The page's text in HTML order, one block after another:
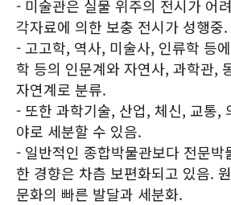
- 미술관은 실물 위주의 전시가 어
각자료에 의한 보충 전시가 성행중.
- 고고학, 역사, 미술사, 인류학 등
학 등의 인문계와 자연사, 과학관,
자연계로 분류.
- 또한 과학기술, 산업, 체신, 교통,
야로 세분할 수 있음.
- 일반적인 종합박물관보다 전문박
한 경향은 차츰 보편화되고 있음.
문화의 빠른 발달과 세분화.